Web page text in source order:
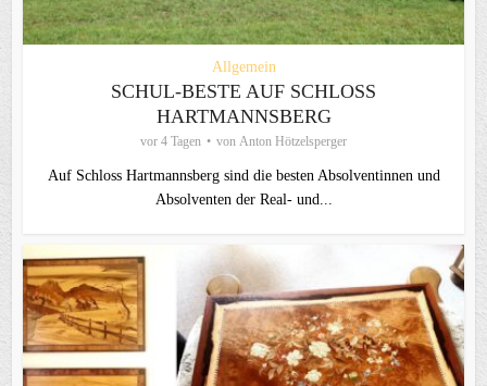
Allgemein
SCHUL-BESTE AUF SCHLOSS
HARTMANNSBERG
vor 4 Tagen von Anton Hötzelsperger
Auf Schloss Hartmannsberg sind die besten Absolventinnen und
Absolventen der Real- und...